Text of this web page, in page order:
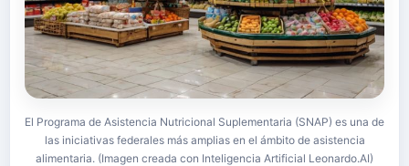
El Programa de Asistencia Nutricional Suplementaria (SNAP) es una de
las iniciativas federales más amplias en el ámbito de asistencia
alimentaria. (Imagen creada con Inteligencia Artificial Leonardo.AI)